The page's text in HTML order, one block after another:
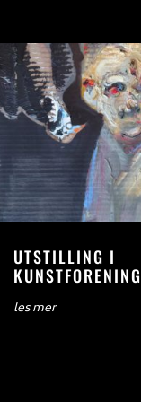
UTSTILLING I
les mer